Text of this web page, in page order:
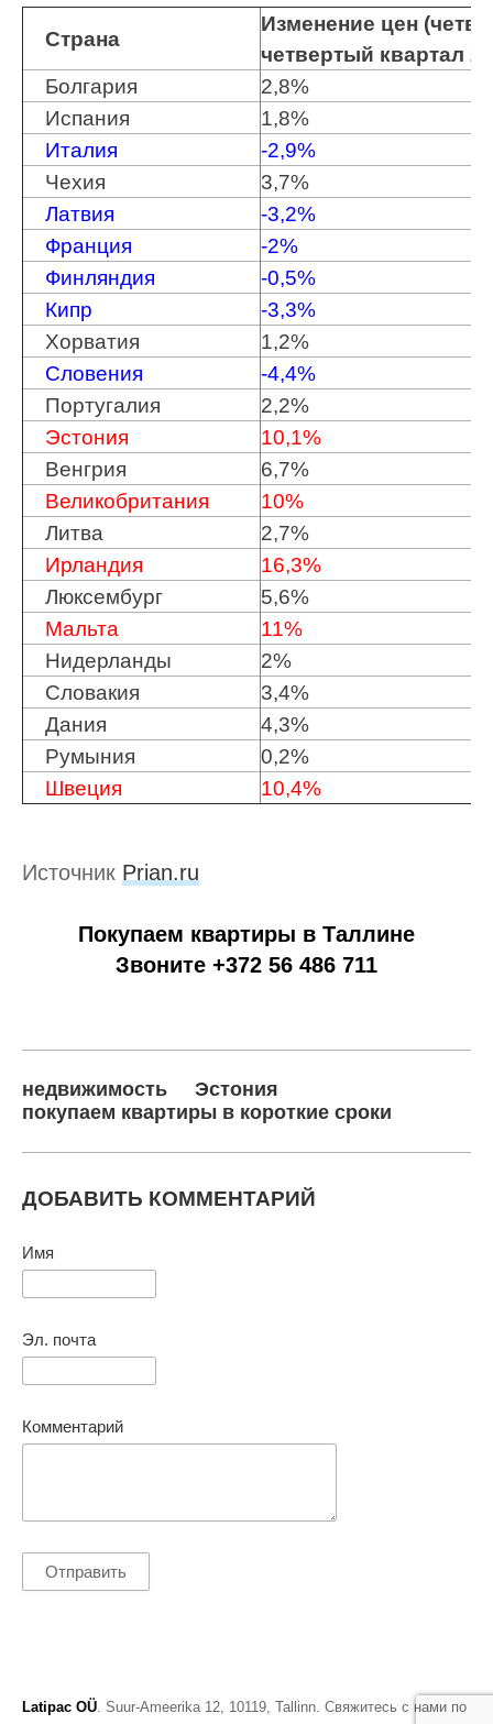
Страна
Изменение цен
четвертый квартал
Болгария
2,8%
Испания
1,8%
Италия
-2,9%
Чехия
3,7%
Латвия
-3,2%
Франция
-2%
Финляндия
-0,5%
Кипр
-3,3%
Хорватия
1,2%
Словения
-4,4%
Португалия
2,2%
Эстония
10,1%
Венгрия
6,7%
Великобритания
10%
Литва
2,7%
Ирландия
16,3%
Люксембург
5,6%
Мальта
11%
Нидерланды
2%
Словакия
3,4%
Дания
4,3%
Румыния
0,2%
Швеция
10,4%
Источник Prian.ru
Покупаем квартиры в Таллине
Звоните +372 56 486 711
недвижимость
Эстония
покупаем квартиры в короткие сроки
ДОБАВИТЬ КОММЕНТАРИЙ
Имя
Эл. почта
Комментарий
Latipac OÜ. Suur-Ameerika 12, 10119, Tallinn. Свяжитесь с нами по